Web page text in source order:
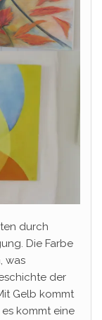
durch
Die Farbe
was
der
Gelb kommt
kommt eine